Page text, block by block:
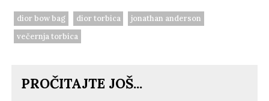
dior bow bag dior torbica
jonathan anderson
večernja torbica
PROČITAJTE JOŠ...